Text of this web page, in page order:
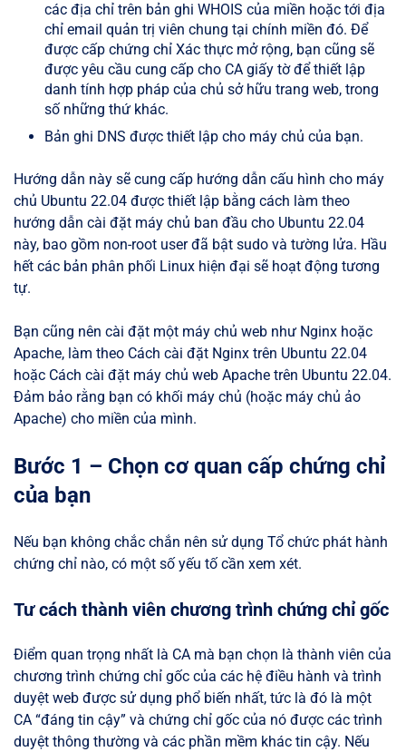
các địa chỉ trên bản ghi WHOIS của miền hoặc tới địa
chỉ email quản trị viên chung tại chính miền đó. Để
được cấp chứng chỉ Xác thực mở rộng, bạn cũng sẽ
được yêu cầu cung cấp cho CA giấy tờ để thiết lập
danh tính hợp pháp của chủ sở hữu trang web, trong
số những thứ khác.
Bản ghi DNS được thiết lập cho máy chủ của bạn.
Hướng dẫn này sẽ cung cấp hướng dẫn cấu hình cho máy
chủ Ubuntu 22.04 được thiết lập bằng cách làm theo
hướng dẫn cài đặt máy chủ ban đầu cho Ubuntu 22.04
này, bao gồm non-root user đã bật sudo và tường lửa. Hầu
hết các bản phân phối Linux hiện đại sẽ hoạt động tương
tự.
Bạn cũng nên cài đặt một máy chủ web như Nginx hoặc
Apache, làm theo Cách cài đặt Nginx trên Ubuntu 22.04
hoặc Cách cài đặt máy chủ web Apache trên Ubuntu 22.04.
Đảm bảo rằng bạn có khối máy chủ (hoặc máy chủ ảo
Apache) cho miền của mình.
Bước 1 – Chọn cơ quan cấp chứng chỉ
của bạn
Nếu bạn không chắc chắn nên sử dụng Tổ chức phát hành
chứng chỉ nào, có một số yếu tố cần xem xét.
Tư cách thành viên chương trình chứng chỉ gốc
Điểm quan trọng nhất là CA mà bạn chọn là thành viên của
chương trình chứng chỉ gốc của các hệ điều hành và trình
duyệt web được sử dụng phổ biến nhất, tức là đó là một
CA “đáng tin cậy” và chứng chỉ gốc của nó được các trình
duyệt thông thường và các phần mềm khác tin cậy. Nếu